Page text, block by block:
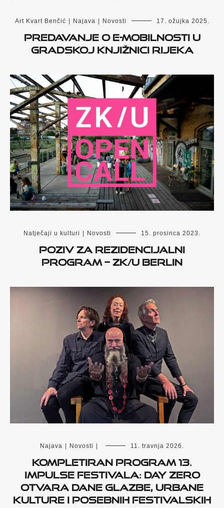
Art Kvart Benčić Najava Novosti 17. ožujka 2025.
Predavanje o e-mobilnosti u
Gradskoj knjižnici Rijeka
Natječaji u kulturi Novosti 15. prosinca 2023.
Poziv za rezidencijalni
program – ZK/U Berlin
Najava Novosti 11. travnja 2026.
Kompletiran program 13.
Impulse Festivala: Day Zero
otvara dane glazbe, urbane
kulture i posebnih festivalskih